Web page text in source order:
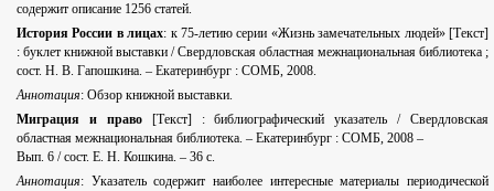
содержит описание 1256 статей.
История России в лицах: к 75-летию серии «Жизнь замечательных людей» [Текст]
: буклет книжной выставки / Свердловская областная межнациональная библиотека ;
сост. Н. В. Гапошкина. – Екатеринбург : СОМБ, 2008.
Аннотация: Обзор книжной выставки.
Миграция и право[Текст] : библиографический указатель / Свердловская
областная межнациональная библиотека. – Екатеринбург : СОМБ, 2008 –
Вып. 6 / сост. Е. Н. Кошкина. – 36 с.
Аннотация: Указатель содержит наиболее интересные материалы периодической